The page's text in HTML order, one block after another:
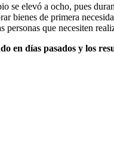
elevó a ocho, pues
bienes de primera
personas que necesiten
en días pasados y los